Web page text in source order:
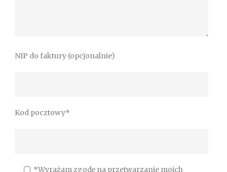
NIP do faktury (opcjonalnie)
Kod pocztowy*
*Wyrażam zgodę na przetwarzanie moich